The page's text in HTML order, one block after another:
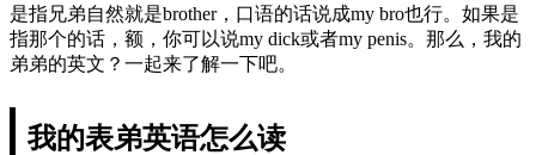
是指兄弟自然就是brother，口语的话说成my bro也行。如果是
指那个的话，额，你可以说my dick或者my penis。那么，我的
弟弟的英文？一起来了解一下吧。
我的表弟英语怎么读